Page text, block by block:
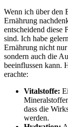
Wenn ich ​über den
Ernährung
entscheidend ​diese
sind. Ich habe
Ernährung nicht
sondern auch die
beeinflussen kann.
erachte:
Vitalstoffe:
dass die
werden.